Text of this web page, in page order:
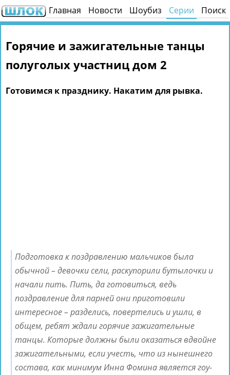
Главная Новости Шоубиз Серии Поиск
Горячие и зажигательные танцы
полуголых участниц дом 2
Готовимся к празднику. Накатим для рывка.
Подготовка к поздравлению мальчиков была
обычной – девочки сели, раскупорили бутылочки и
начали пить. Пить, да готовиться, ведь
поздравление для парней они приготовили
интересное – разделись, повертелись и ушли, в
общем, ребят ждали горячие зажигательные
танцы. Которые должны были оказаться вдвойне
зажигательными, если учесть, что из нынешнего
состава, как минимум Инна Фомина является гоу-